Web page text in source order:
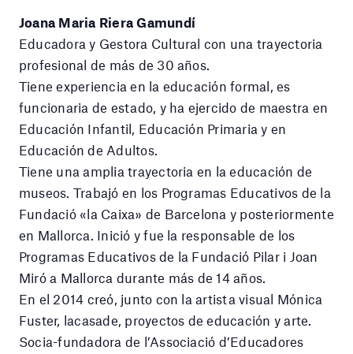
Joana Maria Riera Gamundí
Educadora y Gestora Cultural con una trayectoria
profesional de más de 30 años.
Tiene experiencia en la educación formal, es
funcionaria de estado, y ha ejercido de maestra en
Educación Infantil, Educación Primaria y en
Educación de Adultos.
Tiene una amplia trayectoria en la educación de
museos. Trabajó en los Programas Educativos de la
Fundació «la Caixa» de Barcelona y posteriormente
en Mallorca. Inició y fue la responsable de los
Programas Educativos de la Fundació Pilar i Joan
Miró a Mallorca durante más de 14 años.
En el 2014 creó, junto con la artista visual Mónica
Fuster, lacasade, proyectos de educación y arte.
Socia-fundadora de l’Associació d’Educadores